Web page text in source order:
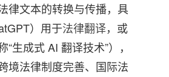
律文本的转换与传播，具
）用于法律翻译，或
成式 AI 翻译技术”），
境法律制度完善、国际法